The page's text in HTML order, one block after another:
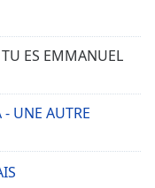
ES EMMANUEL
UNE AUTRE